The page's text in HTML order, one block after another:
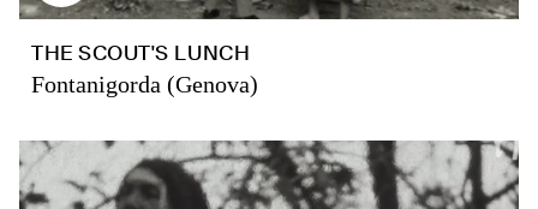
THE SCOUT'S LUNCH
Fontanigorda (Genova)